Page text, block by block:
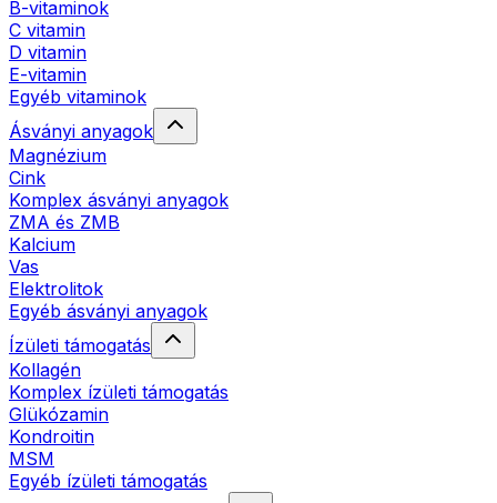
B-vitaminok
C vitamin
D vitamin
E-vitamin
Egyéb vitaminok
Ásványi anyagok
Magnézium
Cink
Komplex ásványi anyagok
ZMA és ZMB
Kalcium
Vas
Elektrolitok
Egyéb ásványi anyagok
Ízületi támogatás
Kollagén
Komplex ízületi támogatás
Glükózamin
Kondroitin
MSM
Egyéb ízületi támogatás